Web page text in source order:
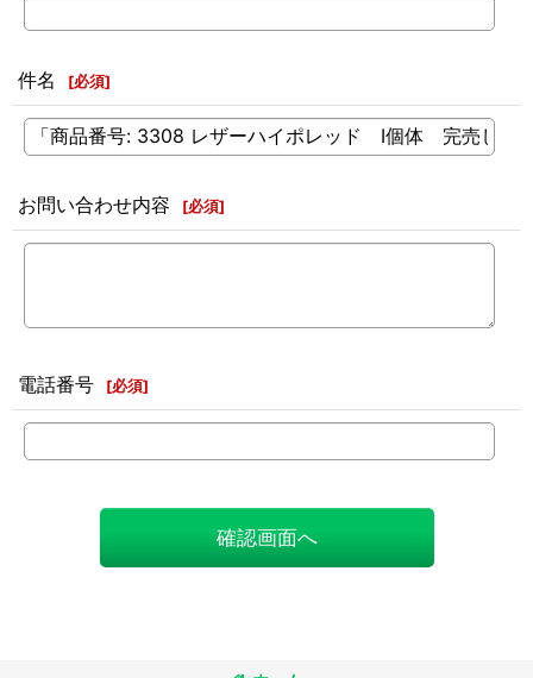
件名 [必須]
お問い合わせ内容 [必須]
電話番号 [必須]
確認画面へ